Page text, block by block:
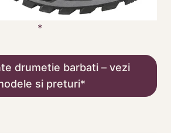
drumetie barbati – vezi
si preturi